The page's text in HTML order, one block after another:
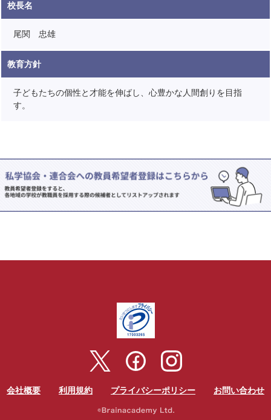
校長名
尾関 忠雄
教育方針
子どもたちの個性と才能を伸ばし、心豊かな人間創りを目指
す。
会社概要 利用規約 プライバシーポリシー お問い合わせ